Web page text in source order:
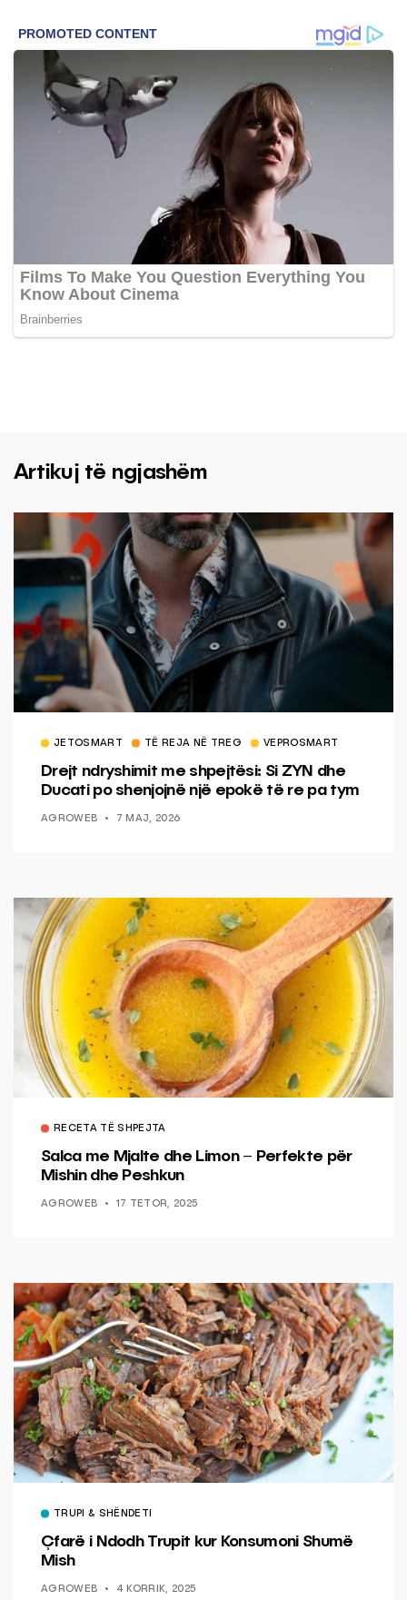
Artikuj të ngjashëm
JETOSMART TË REJA NË TREG VEPROSMART
Drejt ndryshimit me shpejtësi: Si ZYN dhe
Ducati po shenjojnë një epokë të re pa tym
AGROWEB 7 MAJ, 2026
RECETA TË SHPEJTA
Salca me Mjalte dhe Limon – Perfekte për
Mishin dhe Peshkun
AGROWEB 17 TETOR, 2025
TRUPI & SHËNDETI
Çfarë i Ndodh Trupit kur Konsumoni Shumë
Mish
AGROWEB 4 KORRIK, 2025